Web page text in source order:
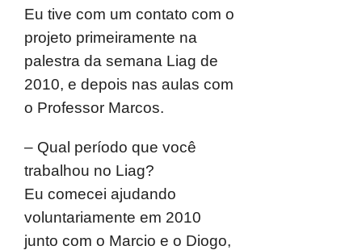
Eu tive com um contato com o
projeto primeiramente na
palestra da semana Liag de
2010, e depois nas aulas com
o Professor Marcos.
– Qual período que você
trabalhou no Liag?
Eu comecei ajudando
voluntariamente em 2010
junto com o Marcio e o Diogo,